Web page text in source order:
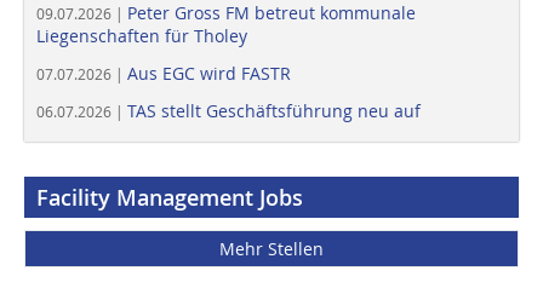
09.07.2026 | Peter Gross FM betreut kommunale
Liegenschaften für Tholey
07.07.2026 | Aus EGC wird FASTR
06.07.2026 | TAS stellt Geschäftsführung neu auf
Facility Management Jobs
Mehr Stellen